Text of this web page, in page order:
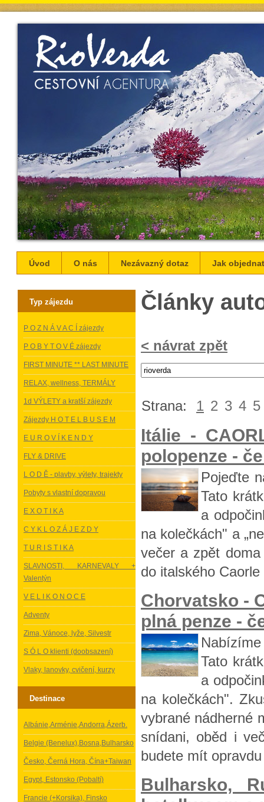
Úvod O nás Nezávazný dotaz Jak
Typ zájezdu
P O Z N Á V A C Í zájezdy
P O B Y T O V É zájezdy
FIRST MINUTE ** LAST MINUTE
RELAX, wellness, TERMÁLY
1d VÝLETY a kratší zájezdy
Zájezdy H O T E L B U S E M
E U R O V Í K E N D Y
FLY & DRIVE
L O D Ě - plavby, výlety, trajekty
Pobyty s vlastní dopravou
E X O T I K A
C Y K L O Z Á J E Z D Y
T U R I S T I K A
SLAVNOSTI, KARNEVALY +
Valentýn
V E L I K O N O C E
Adventy
Zima, Vánoce, lyže, Silvestr
S Ó L O klienti (doobsazení)
Vlaky, lanovky, cvičení, kurzy
Destinace
Albánie,Arménie,Andorra,Ázerb.
Belgie (Benelux),Bosna,Bulharsko
Česko, Černá Hora, Čína+Taiwan
Egypt, Estonsko (Pobaltí)
Francie (+Korsika), Finsko
Články
< návrat zpět
Strana: 1 2 3 4 5
Itálie -
polopenze -
Pojeďte
Tato
a
na kolečkách" a
večer a zpět
do italského
Chorvatsko -
plná penze -
Tato
a
na kolečkách".
vybrané nádherné
snídani, oběd i
budete mít
Bulharsko,